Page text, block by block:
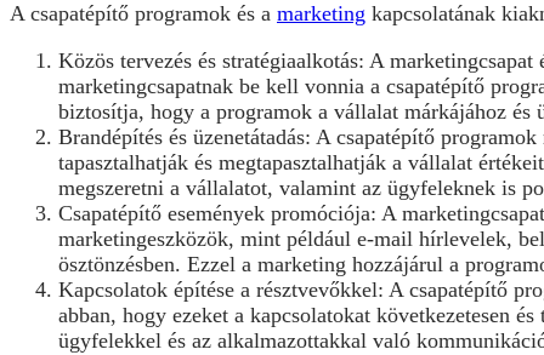
A csapatépítő programok és a marketing kapcsolatának
Közös tervezés és stratégiaalkotás: A
marketingcsapatnak be kell vonnia a csapatépítő
biztosítja, hogy a programok a vállalat márkájához és
Brandépítés és üzenetátadás: A csapatépítő
tapasztalhatják és megtapasztalhatják a vállalat
megszeretni a vállalatot, valamint az ügyfeleknek is
Csapatépítő események promóciója: A
marketingeszközök, mint például e-mail hírlevelek,
ösztönzésben. Ezzel a marketing hozzájárul a
Kapcsolatok építése a résztvevőkkel: A csapatépítő
abban, hogy ezeket a kapcsolatokat következetesen
ügyfelekkel és az alkalmazottakkal való